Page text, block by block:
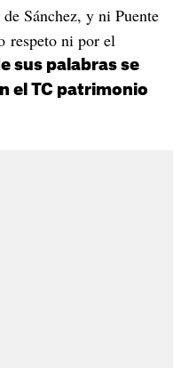
Sánchez, y ni Puente
respeto ni por el
sus palabras se
el TC patrimonio